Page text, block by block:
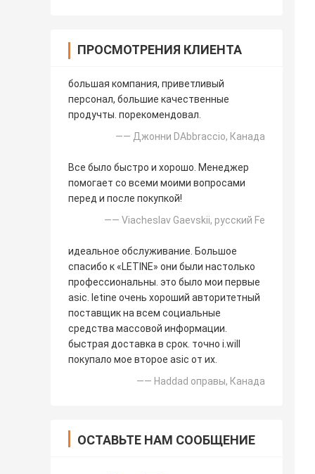
ПРОСМОТРЕНИЯ КЛИЕНТА
большая компания, приветливый
персонал, большие качественные
продучты. порекомендовал.
—— Джонни DAbbraccio, Канада
Все было быстро и хорошо. Менеджер
помогает со всеми моими вопросами
перед и после покупкой!
—— Viacheslav Gaevskii, русский Fe
идеальное обслуживание. Большое
спасибо к «LETINE» они были настолько
профессиональны. это было мои первые
asic. letine очень хороший авторитетный
поставщик на всем социальные
средства массовой информации.
быстрая доставка в срок. точно i.will
покупало мое второе asic от их.
—— Haddad оправы, Канада
ОСТАВЬТЕ НАМ СООБЩЕНИЕ